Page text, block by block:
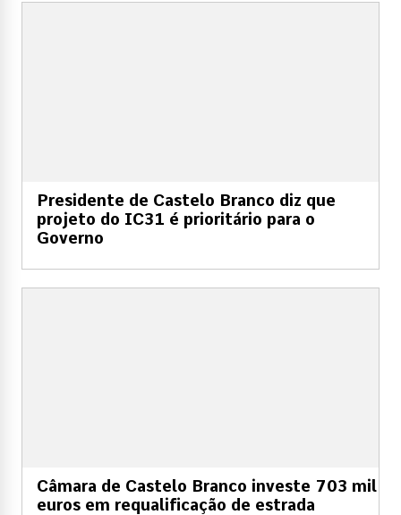
Presidente de Castelo Branco diz que
projeto do IC31 é prioritário para o
Governo
Câmara de Castelo Branco investe 703 mil
euros em requalificação de estrada